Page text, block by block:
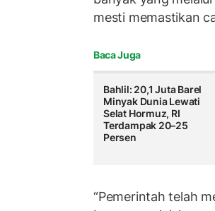
mesti memastikan
Baca Juga
Bahlil: 20,1 Juta Barel
Minyak Dunia Lewati
Selat Hormuz, RI
Terdampak 20–25
Persen
“Pemerintah telah